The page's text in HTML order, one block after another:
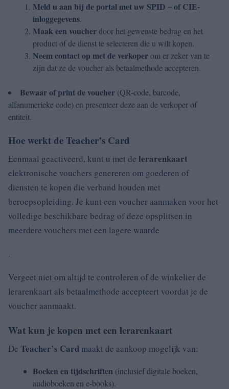
Meld u aan bij de portalmet uw SPID – of CIE-
inloggegevens.
Maak een voucherdoor het gewenste bedrag en het
product of de dienst te selecteren die u wilt kopen.
Neem contact op met de verkoperom er zeker van te
zijn dat ze de voucher als betaalmethode accepteren.
Bewaar of print de voucher (QR-code, barcode,
alfanumerieke code) en presenteer deze aan de verkoper of
entiteit.
Hoe werkt de Teacher’s Card
Eenmaal geactiveerd, kunt u met de lerarenkaart
elektronische vouchers genereren om goederen of
diensten te kopen die verband houden met
beroepsopleiding. Je kunt een voucher aanmaken voor het
volledige beschikbare bedrag of deze opsplitsen in
meerdere vouchers met een lagere waarde
.
Vergeet niet om altijd te controleren of de winkelier de
lerarenkaart als betaalmethode accepteert voordat je de
voucher aanmaakt.
Wat kun je kopen met een lerarenkaart
De Teacher’s Card maakt de aankoop mogelijk van:
Boeken en tijdschriften (inclusief digitale boeken,
audioboeken en e-books).